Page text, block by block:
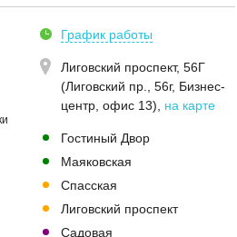
График работы
Лиговский проспект, 56Г
(Лиговский пр., 56г, Бизнес-
центр, офис 13)
на карте
Гостиный Двор
Маяковская
Спасская
Лиговский проспект
Садовая